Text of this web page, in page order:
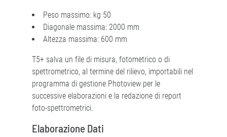
Peso massimo: kg 50
Diagonale massima: 2000 mm
Altezza massima: 600 mm
T5+ salva un file di misura, fotometrico o di
spettrometrico, al termine del rilievo, importabili nel
programma di gestione Photoview per le
successive elaborazioni e la redazione di report
foto-spettrometrici.
Elaborazione Dati